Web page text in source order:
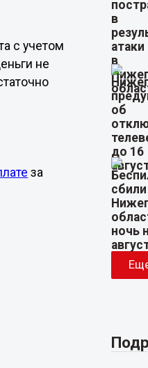
с учетом
не
за